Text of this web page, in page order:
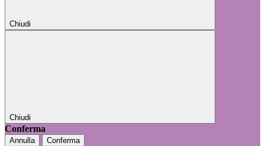
Chiudi
Chiudi
Conferma
Annulla Conferma